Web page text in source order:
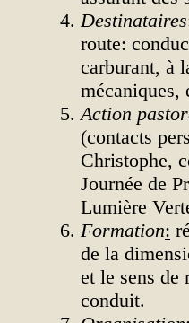
Destinataires
route:
carburant, à
mécaniques,
Action
(contacts
Christophe,
Journée de
Lumière
Formation:
de la
et le sens de
conduit.